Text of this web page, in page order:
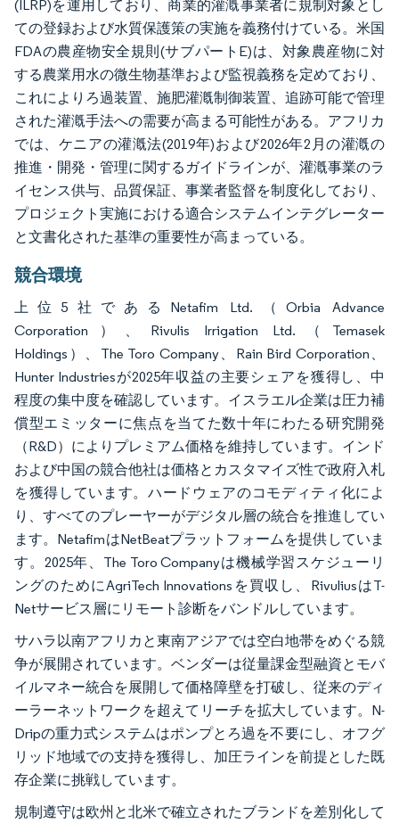
(ILRP)を運用しており、商業的灌漑事業者に規制対象とし
ての登録および水質保護策の実施を義務付けている。米国
FDAの農産物安全規則(サブパートE)は、対象農産物に対
する農業用水の微生物基準および監視義務を定めており、
これによりろ過装置、施肥灌漑制御装置、追跡可能で管理
された灌漑手法への需要が高まる可能性がある。アフリカ
では、ケニアの灌漑法(2019年)および2026年2月の灌漑の
推進・開発・管理に関するガイドラインが、灌漑事業のラ
イセンス供与、品質保証、事業者監督を制度化しており、
プロジェクト実施における適合システムインテグレーター
と文書化された基準の重要性が高まっている。
競合環境
上位5社であるNetafim Ltd.（Orbia Advance
Corporation）、Rivulis Irrigation Ltd.（Temasek
Holdings）、The Toro Company、Rain Bird Corporation、
Hunter Industriesが2025年収益の主要シェアを獲得し、中
程度の集中度を確認しています。イスラエル企業は圧力補
償型エミッターに焦点を当てた数十年にわたる研究開発
（R&D）によりプレミアム価格を維持しています。インド
および中国の競合他社は価格とカスタマイズ性で政府入札
を獲得しています。ハードウェアのコモディティ化によ
り、すべてのプレーヤーがデジタル層の統合を推進してい
ます。NetafimはNetBeatプラットフォームを提供していま
す。2025年、The Toro Companyは機械学習スケジューリ
ングのためにAgriTech Innovationsを買収し、RivuliusはT-
Netサービス層にリモート診断をバンドルしています。
サハラ以南アフリカと東南アジアでは空白地帯をめぐる競
争が展開されています。ベンダーは従量課金型融資とモバ
イルマネー統合を展開して価格障壁を打破し、従来のディ
ーラーネットワークを超えてリーチを拡大しています。N-
Dripの重力式システムはポンプとろ過を不要にし、オフグ
リッド地域での支持を獲得し、加圧ラインを前提とした既
存企業に挑戦しています。
規制遵守は欧州と北米で確立されたブランドを差別化して